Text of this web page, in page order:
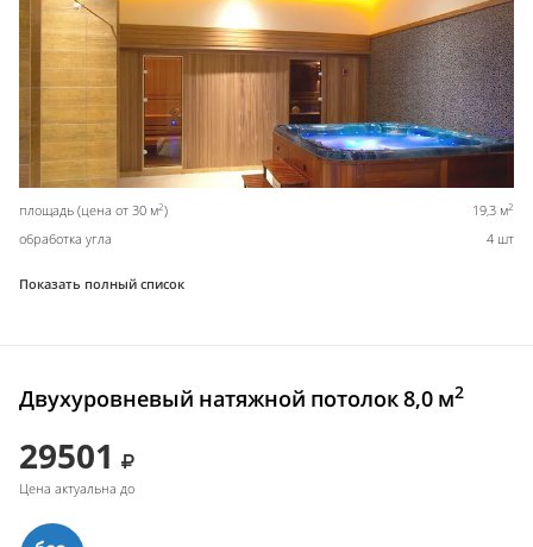
площадь (цена от 30 м2) 19,3 м2
обработка угла 4 шт
Показать полный список
Двухуровневый натяжной потолок 8,0 м2
29501
Цена актуальна до